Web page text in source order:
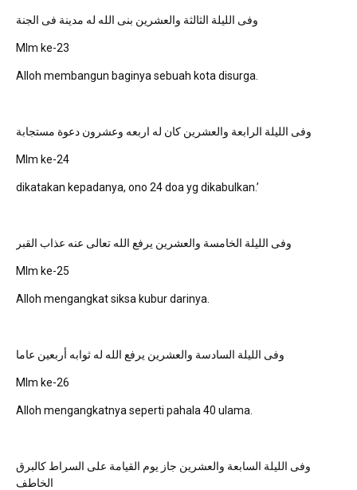
وفى الليلة الثالثة والعشرين بنى الله له مدينة فى الجنة
Mlm ke-23
Alloh membangun baginya sebuah kota disurga.
وفى الليلة الرابعة والعشرين كان له اربعه وعشرون دعوة مستجابة
Mlm ke-24
dikatakan kepadanya, ono 24 doa yg dikabulkan.’
وفى الليلة الخامسة والعشرين يرفع الله تعالى عنه عذاب القبر
Mlm ke-25
Alloh mengangkat siksa kubur darinya.
وفى الليلة السادسة والعشرين يرفع الله له ثوابه أربعين عاما
Mlm ke-26
Alloh mengangkatnya seperti pahala 40 ulama.
وفى الليلة السابعة والعشرين جاز يوم القيامة على السراط كالبرق
الخاطف